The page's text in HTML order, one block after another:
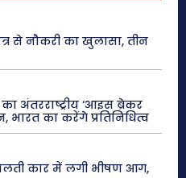
से नौकरी का खुलासा, तीन
अंतरराष्ट्रीय ‘आइस ब्रेकर
का करेंगे प्रतिनिधित्व
चलती कार में लगी भीषण आग,